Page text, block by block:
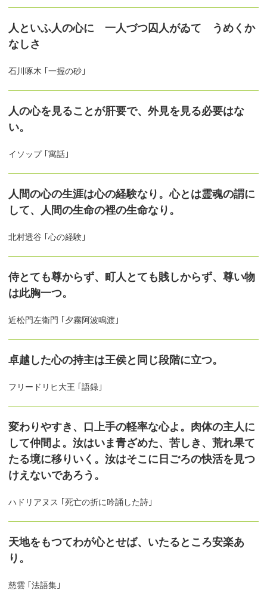
人といふ人の心に 一人づつ囚人がゐて うめくか
なしさ
石川啄木 ｢一握の砂｣
人の心を見ることが肝要で、外見を見る必要はな
い。
イソップ ｢寓話｣
人間の心の生涯は心の経験なり。心とは霊魂の謂に
して、人間の生命の裡の生命なり。
北村透谷 ｢心の経験｣
侍とても尊からず、町人とても賎しからず、尊い物
は此胸一つ。
近松門左衛門 ｢夕霧阿波鳴渡｣
卓越した心の持主は王侯と同じ段階に立つ。
フリードリヒ大王 ｢語録｣
変わりやすき、口上手の軽率な心よ。肉体の主人に
して仲間よ。汝はいま青ざめた、苦しき、荒れ果て
たる境に移りいく。汝はそこに日ごろの快活を見つ
けえないであろう。
ハドリアヌス ｢死亡の折に吟誦した詩｣
天地をもつてわが心とせば、いたるところ安楽あ
り。
慈雲 ｢法語集｣